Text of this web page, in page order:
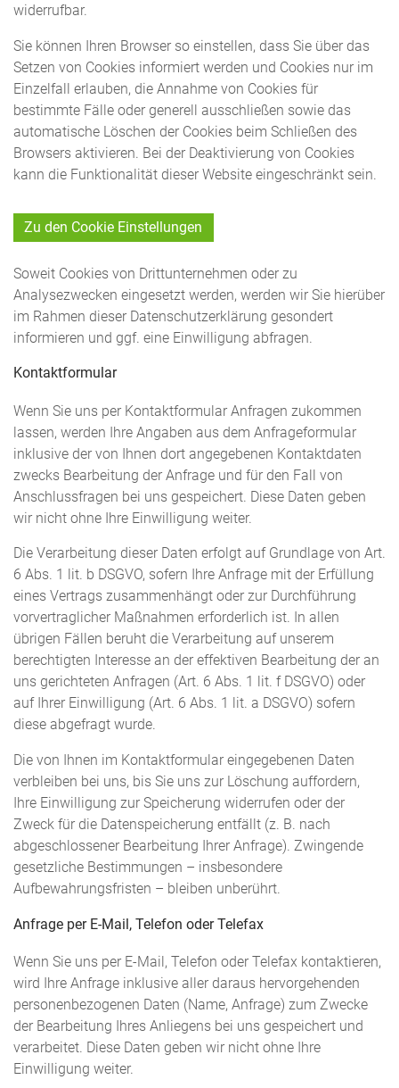
widerrufbar.
Sie können Ihren Browser so einstellen, dass Sie über das
Setzen von Cookies informiert werden und Cookies nur im
Einzelfall erlauben, die Annahme von Cookies für
bestimmte Fälle oder generell ausschließen sowie das
automatische Löschen der Cookies beim Schließen des
Browsers aktivieren. Bei der Deaktivierung von Cookies
kann die Funktionalität dieser Website eingeschränkt sein.
Zu den Cookie Einstellungen
Soweit Cookies von Drittunternehmen oder zu
Analysezwecken eingesetzt werden, werden wir Sie hierüber
im Rahmen dieser Datenschutzerklärung gesondert
informieren und ggf. eine Einwilligung abfragen.
Kontaktformular
Wenn Sie uns per Kontaktformular Anfragen zukommen
lassen, werden Ihre Angaben aus dem Anfrageformular
inklusive der von Ihnen dort angegebenen Kontaktdaten
zwecks Bearbeitung der Anfrage und für den Fall von
Anschlussfragen bei uns gespeichert. Diese Daten geben
wir nicht ohne Ihre Einwilligung weiter.
Die Verarbeitung dieser Daten erfolgt auf Grundlage von Art.
6 Abs. 1 lit. b DSGVO, sofern Ihre Anfrage mit der Erfüllung
eines Vertrags zusammenhängt oder zur Durchführung
vorvertraglicher Maßnahmen erforderlich ist. In allen
übrigen Fällen beruht die Verarbeitung auf unserem
berechtigten Interesse an der effektiven Bearbeitung der an
uns gerichteten Anfragen (Art. 6 Abs. 1 lit. f DSGVO) oder
auf Ihrer Einwilligung (Art. 6 Abs. 1 lit. a DSGVO) sofern
diese abgefragt wurde.
Die von Ihnen im Kontaktformular eingegebenen Daten
verbleiben bei uns, bis Sie uns zur Löschung auffordern,
Ihre Einwilligung zur Speicherung widerrufen oder der
Zweck für die Datenspeicherung entfällt (z. B. nach
abgeschlossener Bearbeitung Ihrer Anfrage). Zwingende
gesetzliche Bestimmungen – insbesondere
Aufbewahrungsfristen – bleiben unberührt.
Anfrage per E-Mail, Telefon oder Telefax
Wenn Sie uns per E-Mail, Telefon oder Telefax kontaktieren,
wird Ihre Anfrage inklusive aller daraus hervorgehenden
personenbezogenen Daten (Name, Anfrage) zum Zwecke
der Bearbeitung Ihres Anliegens bei uns gespeichert und
verarbeitet. Diese Daten geben wir nicht ohne Ihre
Einwilligung weiter.